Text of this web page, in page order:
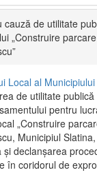
cauză de utilitate
„Construire
Local al
de utilitate
pentru
„Construire
Municipiul
și declanșarea
în coridorul de